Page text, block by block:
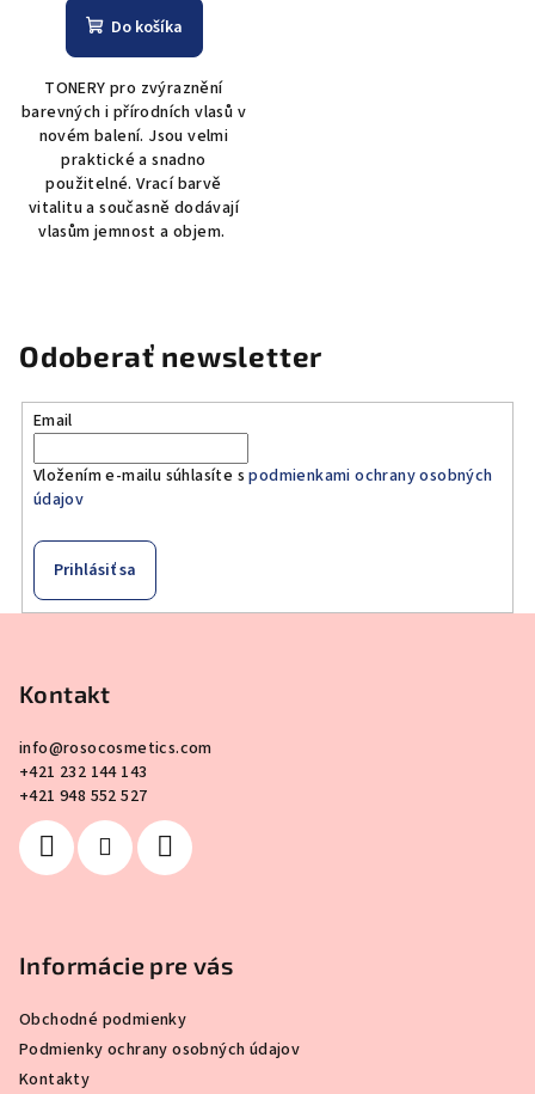
Do košíka
TONERY pro zvýraznění
barevných i přírodních vlasů v
novém balení. Jsou velmi
praktické a snadno
použitelné. Vrací barvě
vitalitu a současně dodávají
vlasům jemnost a objem.
Odoberať newsletter
Email
Vložením e-mailu súhlasíte spodmienkami ochrany osobných
údajov
Prihlásiť sa
Kontakt
info@rosocosmetics.com
+421 232 144 143
+421 948 552 527
Informácie pre vás
Obchodné podmienky
Podmienky ochrany osobných údajov
Kontakty